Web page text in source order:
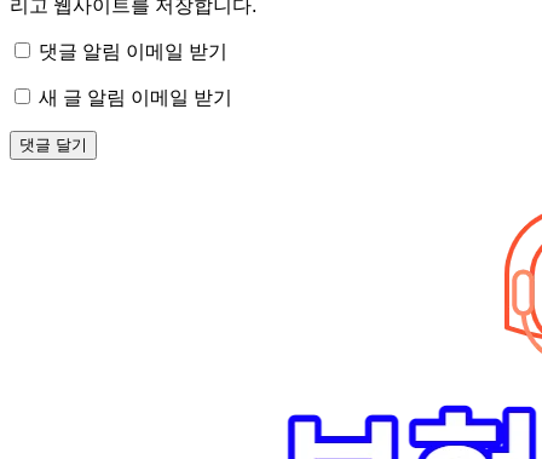
리고 웹사이트를 저장합니다.
댓글 알림 이메일 받기
새 글 알림 이메일 받기